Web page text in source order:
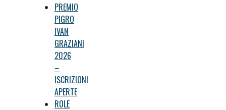
PREMIO
PIGRO
IVAN
GRAZIANI
2026
–
ISCRIZIONI
APERTE
ROLE